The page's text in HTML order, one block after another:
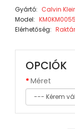
Gyártó: Calvin
Model:
Elérhetőség:
OPCIÓK
Méret